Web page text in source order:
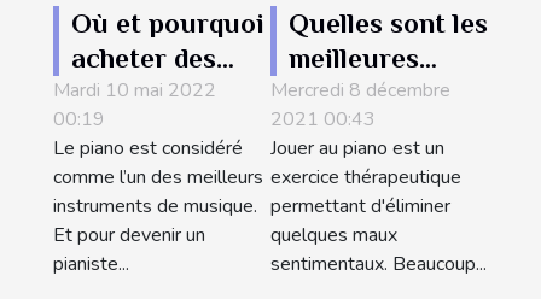
Où et pourquoi
acheter des
partitions de
piano ?
Mardi 10 mai 2022
00:19
Le piano est considéré
comme l’un des meilleurs
instruments de musique.
Et pour devenir un
pianiste...
Quelles sont les
meilleures
manières pour
apprendre à
jouer au piano
?
Mercredi 8 décembre
2021 00:43
Jouer au piano est un
exercice thérapeutique
permettant d'éliminer
quelques maux
sentimentaux. Beaucoup...